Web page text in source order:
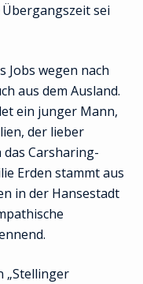
sei
Jobs wegen nach
aus dem Ausland.
ein junger Mann,
der lieber
Carsharing-
Erden stammt aus
in der Hansestadt
„Stellinger